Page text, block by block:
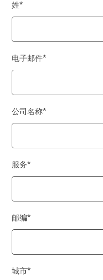
姓*
电子邮件*
公司名称*
服务*
邮编*
城市*